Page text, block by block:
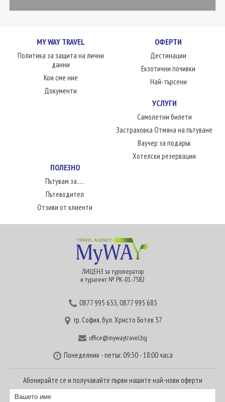
MY WAY TRAVEL
Политика за защита на лични
данни
Кои сме ние
Документи
ОФЕРТИ
Дестинации
Екзотични почивки
Най-търсени
УСЛУГИ
Самолетни билети
Застраховка Отмяна на пътуване
Ваучер за подарък
Хотелски резервации
ПОЛЕЗНО
Пътувам за.....
Пътеводител
Отзиви от клиенти
ЛИЦЕНЗ за туроператор
и турагент № РК-01-7582
0877 995 633,0877 995 683
гр. София, бул. Христо Ботев 57
office@mywaytravel.bg
Понеделник - петък: 09:30 - 18:00 часа
Абонирайте се и получавайте първи нашите най-нови оферти